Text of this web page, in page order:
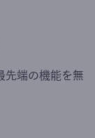
先端の機能を無